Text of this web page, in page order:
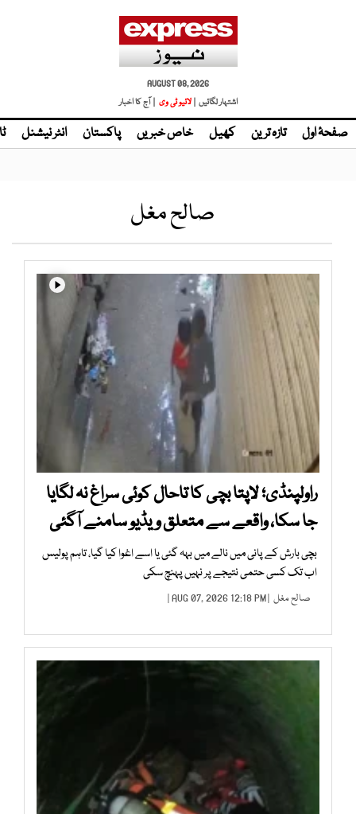
AUGUST 08, 2026
اشتہار لگائیں | لائیو ٹی وی | آج کا اخبار
صفحۂ اول تازہ ترین کھیل خاص خبریں پاکستان انٹر نیشنل
صالح مغل
راولپنڈی؛ لاپتا بچی کا تاحال کوئی سراغ نہ لگایا
جا سکا، واقعے سے متعلق ویڈیو سامنے آگئی
بچی بارش کے پانی میں نالے میں بہہ گئی یا اسے اغوا کیا گیا، تاہم پولیس
اب تک کسی حتمی نتیجے پر نہیں پہنچ سکی
صالح مغل | AUG 07, 2026 12:18 PM |